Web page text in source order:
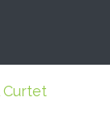
Curtet